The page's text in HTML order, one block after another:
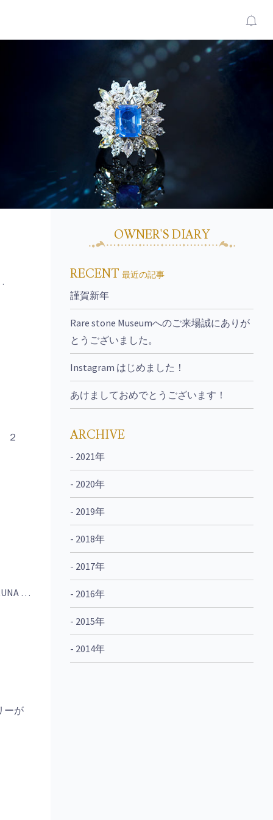
２
…
ーが
OWNER'S DIARY
RECENT最近の記事
謹賀新年
Rare stone Museumへのご来場誠にありが
とうございました。
Instagram はじめました！
あけましておめでとうございます！
ARCHIVE
- 2021年
- 2020年
- 2019年
- 2018年
- 2017年
- 2016年
- 2015年
- 2014年